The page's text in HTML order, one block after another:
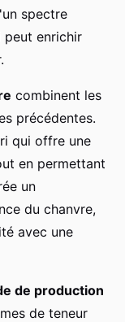
spectre
peut enrichir
combinent les
précédentes.
qui offre une
en permettant
un
du chanvre,
avec une
de production
de teneur